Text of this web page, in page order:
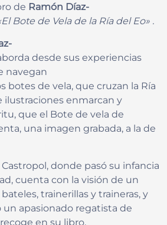
de Ramón Díaz-
Bote de Vela de la Ría del Eo» .
desde sus experiencias
navegan
botes de vela, que cruzan la Ría
ilustraciones enmarcan y
que el Bote de vela de
una imagen grabada, a la de
donde pasó su infancia
cuenta con la visión de un
trainerillas y traineras, y
apasionado regatista de
en su libro.